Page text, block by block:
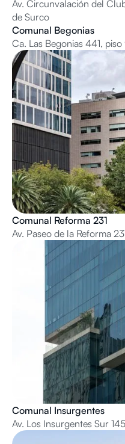
Av. Circunvalación del
de Surco
Comunal Begonias
Ca. Las Begonias 441,
Comunal Reforma 231
Av. Paseo de la Reforma
Comunal Insurgentes
Av. Los Insurgentes Sur